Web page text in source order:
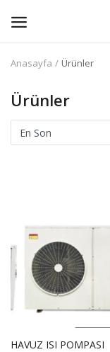
Havuz Filtrelerinin
Havuz Pompaları
Havuz
Havuz Kimyasalları
Havuz Isıtma ve
Anasayfa Ürünler
Ürünler
HAVUZ ISI POMPASI